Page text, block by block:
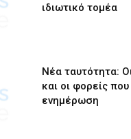
ιδιωτικό τομέα
Νέα ταυτότητα:
και οι φορείς
ενημέρωση